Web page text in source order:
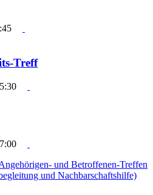
Treff
und Betroffenen-Treffen
und Nachbarschaftshilfe)